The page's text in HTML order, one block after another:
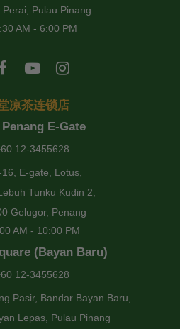
Perai, Pulau Pinang.
AM - 6:00 PM
凉茶连锁店
E-Gate
12-3455628
E-gate, Lotus,
Tunku Kudin 2,
Gelugor, Penang
AM - 10:00 PM
(Bayan Baru)
12-3455628
Pasir, Bandar Bayan Baru,
Lepas, Pulau Pinang